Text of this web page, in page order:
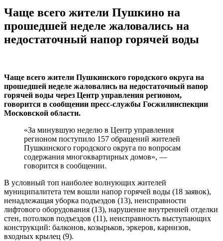
Чаще всего жители Пушкино на
прошедшей неделе жаловались на
недостаточный напор горячей воды
Чаще всего жители Пушкинского городского округа на
прошедшей неделе жаловались на недостаточный напор
горячей воды через Центр управления регионом,
говорится в сообщении пресс-службы Госжилинспекции
Московской области.
«За минувшую неделю в Центр управления
регионом поступило 157 обращений жителей
Пушкинского городского округа по вопросам
содержания многоквартирных домов», —
говорится в сообщении.
В условный топ наиболее волнующих жителей
муниципалитета тем вошли напор горячей воды (18 заявок),
ненадлежащая уборка подъездов (13), неисправности
лифтового оборудования (13), нарушение внутренней отделки
стен, потолков подъездов (11), неисправность выступающих
конструкций: балконов, козырьков, эркеров, карнизов,
входных крылец (9).